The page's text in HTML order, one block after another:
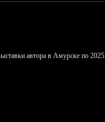
автора в Амурске по 2025